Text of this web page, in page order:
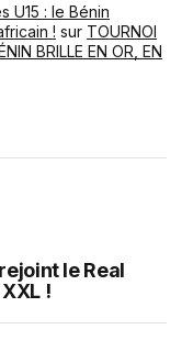
U15 : le Bénin
! sur TOURNOI
BRILLE EN OR, EN
le Real
!